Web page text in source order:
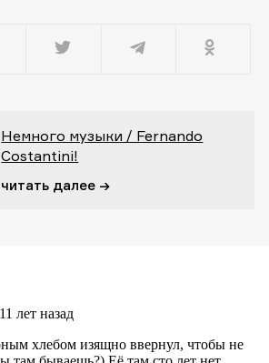
Немного музыки / Fernando
Costantini!
читать далее →